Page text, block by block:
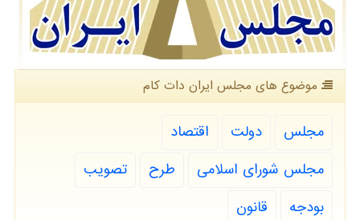
موضوع های مجلس ایران دات كام
مجلس دولت
اقتصاد
مجلس شورای اسلامی
طرح
تصویب
بودجه
قانون